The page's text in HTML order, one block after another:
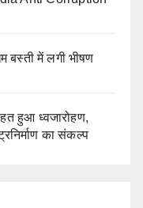
बस्ती में लगी भीषण
हुआ ध्वजारोहण,
का संकल्प